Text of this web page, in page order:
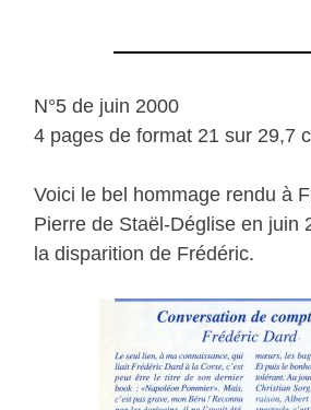
N°5 de juin 2000
4 pages de format 21 sur 29,7
Voici le bel hommage rendu à
Pierre de Staël-Déglise en juin
la disparition de Frédéric.